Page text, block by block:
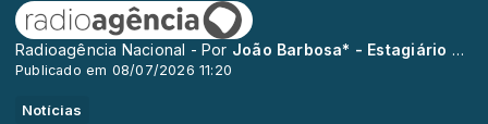
Radioagência Nacional - Por João Barbosa* - Estagiário da Rádio Nacional
Publicado em 08/07/2026 11:20
Notícias